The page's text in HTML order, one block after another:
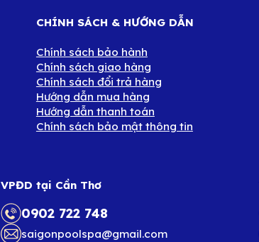
CHÍNH SÁCH & HƯỚNG DẪN
Chính sách bảo hành
Chính sách giao hàng
Chính sách đổi trả hàng
Hướng dẫn mua hàng
Hướng dẫn thanh toán
Chính sách bảo mật thông tin
VPĐD tại Cần Thơ
0902 722 748
saigonpoolspa@gmail.com